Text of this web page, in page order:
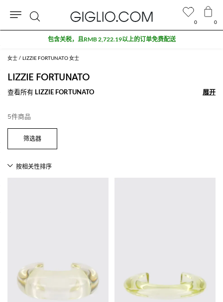
女士 LIZZIE FORTUNATO 女士
LIZZIE FORTUNATO
查看所有 LIZZIE FORTUNATO 展开
展开
5件商品
0 0
包含关税，且RMB 2,722.19以上的订单免费配送